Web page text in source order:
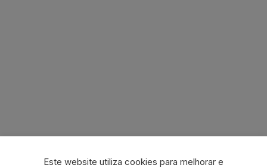
Este website utiliza cookies para melhorar e